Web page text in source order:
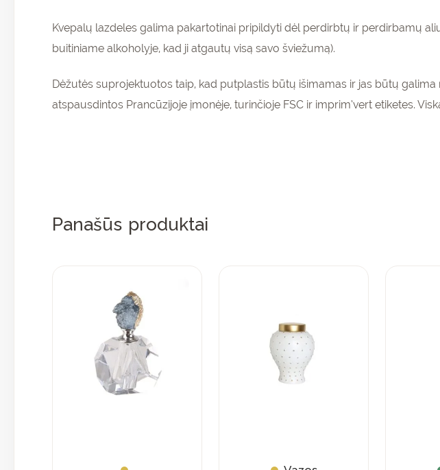
Kvepalų lazdeles galima pakartotinai pripildyti dėl perdirbtų ir perdirbamų
buitiniame alkoholyje, kad ji atgautų visą savo šviežumą).
Dėžutės suprojektuotos taip, kad putplastis būtų išimamas ir jas būtų
atspausdintos Prancūzijoje įmonėje, turinčioje FSC ir imprim’vert etiketes.
Panašūs produktai